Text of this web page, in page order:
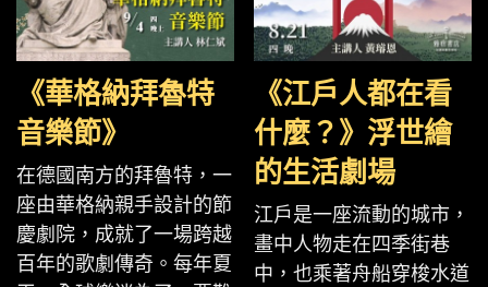
《華格納拜魯特
音樂節》
在德國南方的拜魯特，一
座由華格納親手設計的節
慶劇院，成就了一場跨越
百年的歌劇傳奇。每年夏
《江戶人都在看
什麼？》浮世繪
的生活劇場
江戶是一座流動的城市，
畫中人物走在四季街巷
中，也乘著舟船穿梭水道